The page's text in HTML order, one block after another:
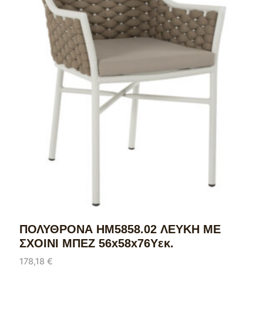
ΠΟΛΥΘΡΟΝΑ HM5858.02 ΛΕΥΚΗ ΜΕ
ΣΧΟΙΝΙ ΜΠΕΖ 56x58x76Yεκ.
178,18 €